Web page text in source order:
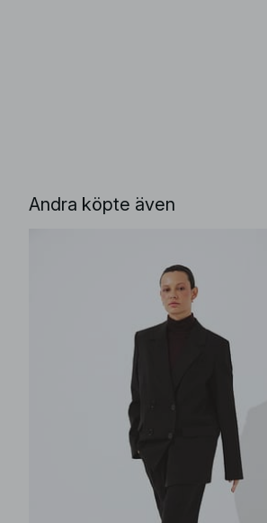
Andra köpte även